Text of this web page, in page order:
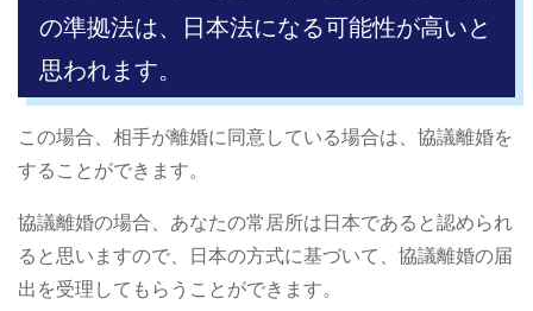
の準拠法は、日本法になる可能性が高いと
思われます。
この場合、相手が離婚に同意している場合は、協議離婚を
することができます。
協議離婚の場合、あなたの常居所は日本であると認められ
ると思いますので、日本の方式に基づいて、協議離婚の届
出を受理してもらうことができます。